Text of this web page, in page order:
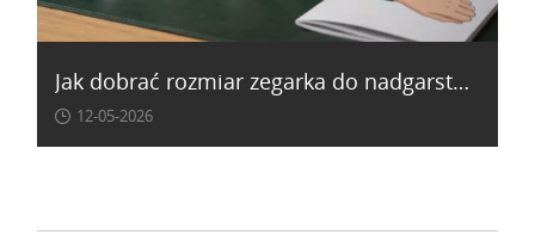
Jak dobrać rozmiar zegarka do nadgarstka? Prosty poradnik
12-05-2026